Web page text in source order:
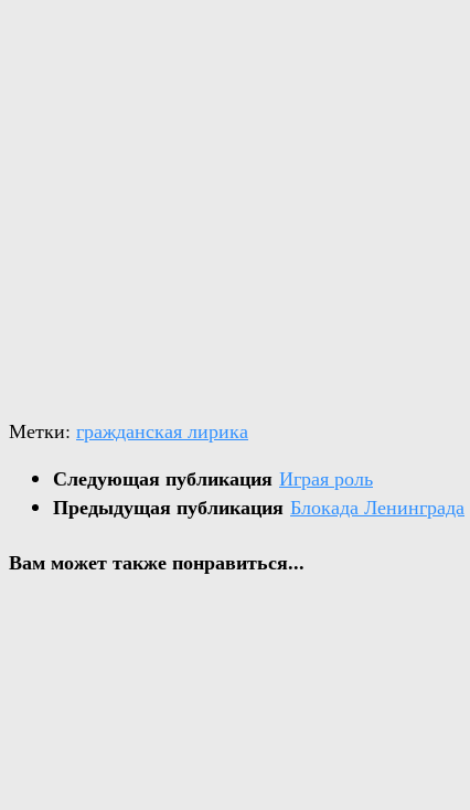
Метки: гражданская лирика
Следующая публикация Играя роль
Предыдущая публикация Блокада Ленинграда
Вам может также понравиться...